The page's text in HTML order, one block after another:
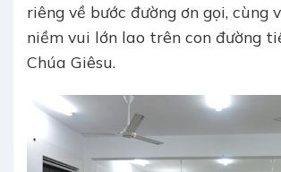
riêng về bước đường ơn gọi, cùng
niềm vui lớn lao trên con đường
Chúa Giêsu.